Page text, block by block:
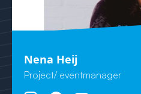
Nena Heij
Project/ eventmanager